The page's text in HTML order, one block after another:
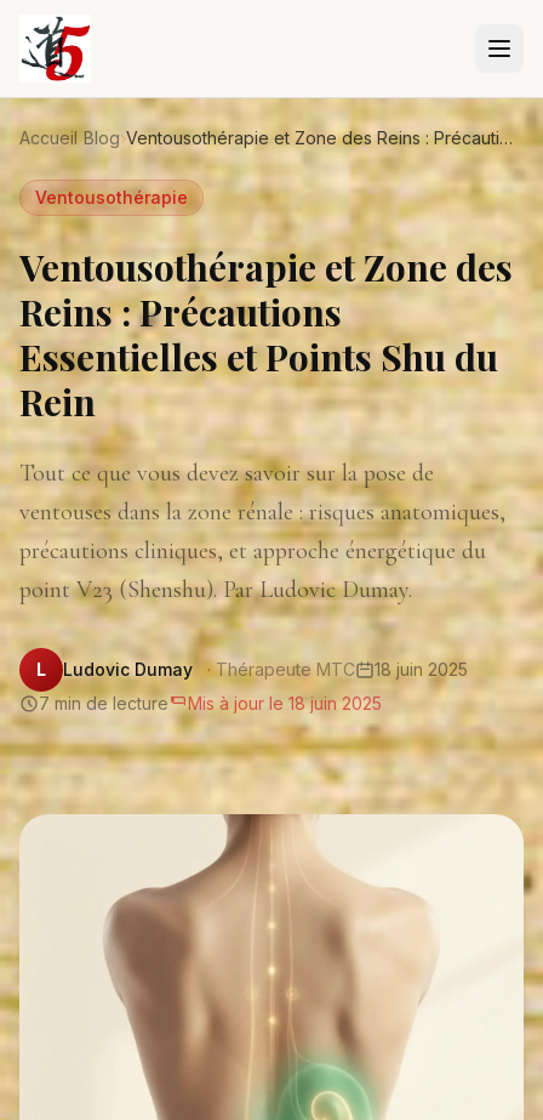
Aller au contenu principal
Accueil›Blog› Ventousothérapie et Zone des Reins : Précautions Essentielles et Points Shu du Rein
Ventousothérapie
Ventousothérapie et Zone des
Reins : Précautions
Essentielles et Points Shu du
Rein
Tout ce que vous devez savoir sur la pose de
ventouses dans la zone rénale : risques anatomiques,
précautions cliniques, et approche énergétique du
point V23 (Shenshu). Par Ludovic Dumay.
L Ludovic Dumay · Thérapeute MTC
18 juin 2025
7 min de lecture
Mis à jour le 18 juin 2025